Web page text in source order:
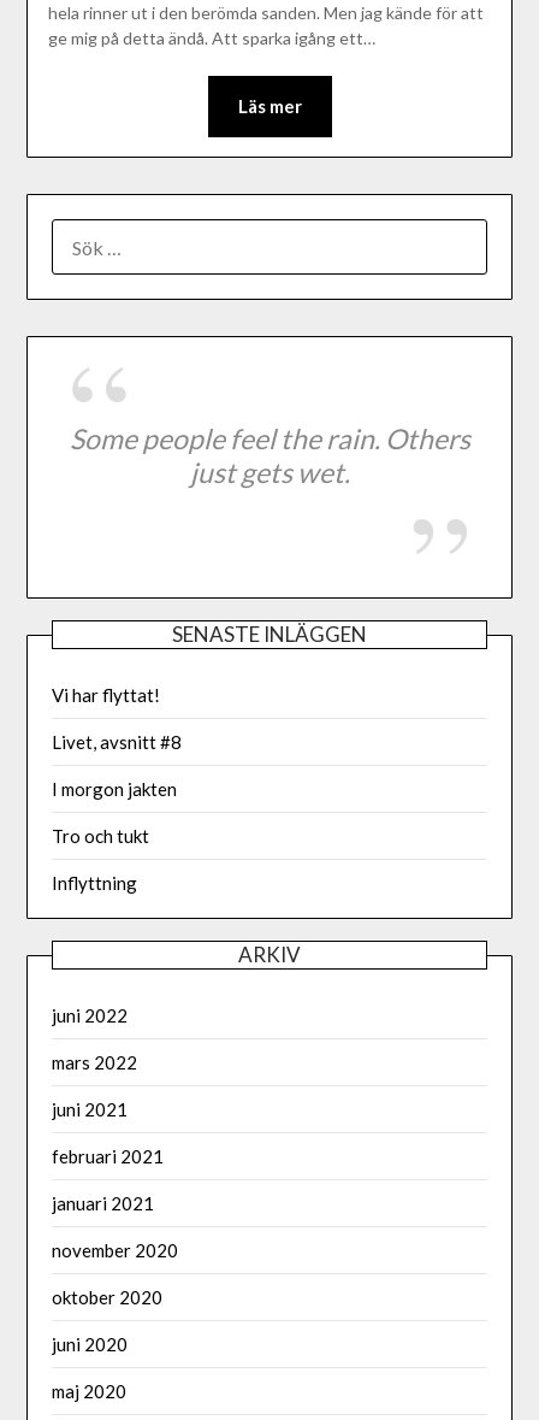
hela rinner ut i den berömda sanden. Men jag kände för att
ge mig på detta ändå. Att sparka igång ett…
Läs mer
Some people feel the rain. Others
just gets wet.
SENASTE INLÄGGEN
Vi har flyttat!
Livet, avsnitt #8
I morgon jakten
Tro och tukt
Inflyttning
ARKIV
juni 2022
mars 2022
juni 2021
februari 2021
januari 2021
november 2020
oktober 2020
juni 2020
maj 2020